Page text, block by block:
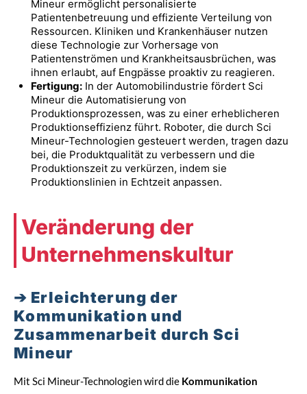
Mineur ermöglicht personalisierte
Patientenbetreuung und effiziente Verteilung von
Ressourcen. Kliniken und Krankenhäuser nutzen
diese Technologie zur Vorhersage von
Patientenströmen und Krankheitsausbrüchen, was
ihnen erlaubt, auf Engpässe proaktiv zu reagieren.
Fertigung: In der Automobilindustrie fördert Sci
Mineur die Automatisierung von
Produktionsprozessen, was zu einer erheblicheren
Produktionseffizienz führt. Roboter, die durch Sci
Mineur-Technologien gesteuert werden, tragen dazu
bei, die Produktqualität zu verbessern und die
Produktionszeit zu verkürzen, indem sie
Produktionslinien in Echtzeit anpassen.
Veränderung der
Unternehmenskultur
Erleichterung der
Kommunikation und
Zusammenarbeit durch Sci
Mineur
Mit Sci Mineur-Technologien wird die Kommunikation